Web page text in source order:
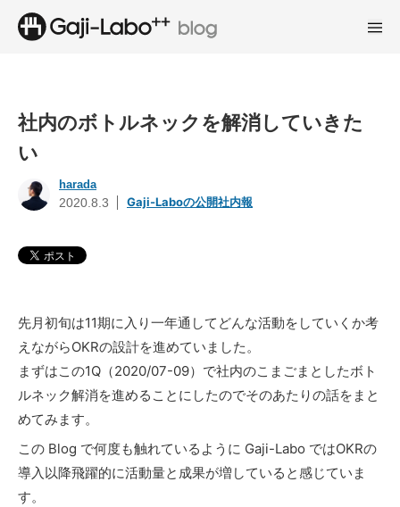
社内のボトルネックを解消していきた
い
harada
2020.8.3 Gaji-Laboの公開社内報
先月初旬は11期に入り一年通してどんな活動をしていくか考
えながらOKRの設計を進めていました。
まずはこの1Q（2020/07-09）で社内のこまごまとしたボト
ルネック解消を進めることにしたのでそのあたりの話をまと
めてみます。
この Blog で何度も触れているように Gaji-Labo ではOKRの
導入以降飛躍的に活動量と成果が増していると感じていま
す。